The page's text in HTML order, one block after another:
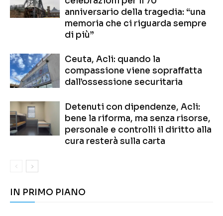
anniversario della tragedia: “una
memoria che ci riguarda sempre
di più”
Ceuta, Acli: quando la
compassione viene sopraffatta
dall’ossessione securitaria
Detenuti con dipendenze, Acli:
bene la riforma, ma senza risorse,
personale e controlli il diritto alla
cura resterà sulla carta
IN PRIMO PIANO